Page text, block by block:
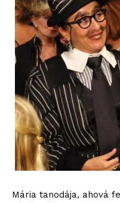
Mária tanodája, ahová